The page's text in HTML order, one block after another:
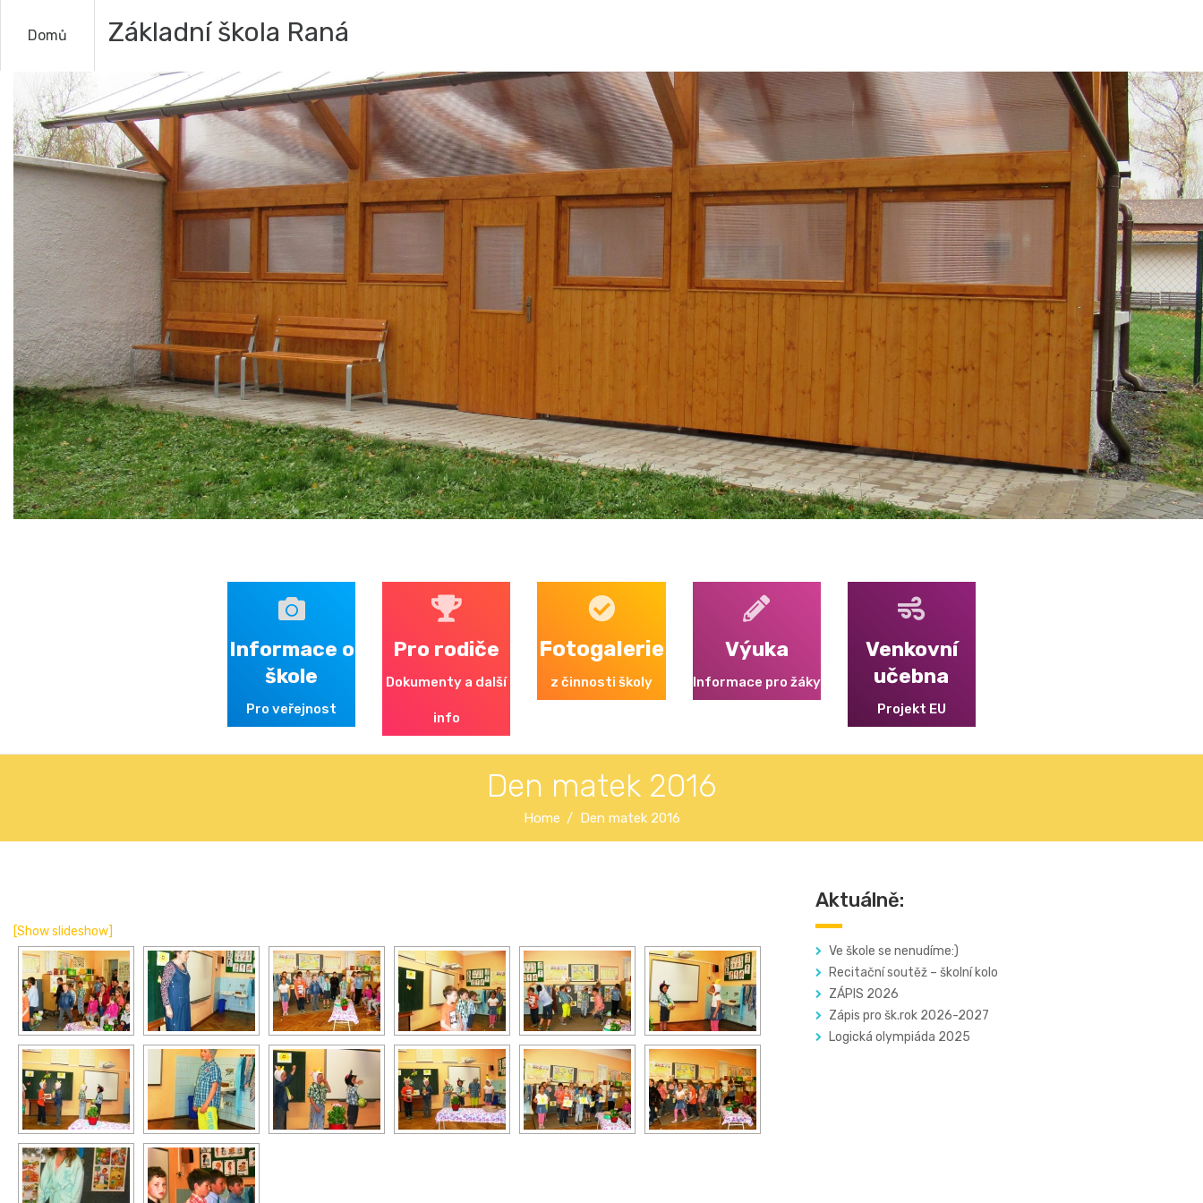
Domů Základní škola Raná
Informace o
škole
Pro veřejnost
Pro rodiče
Dokumenty a další
info
Fotogalerie
z činnosti školy
Výuka
Informace pro žáky
Venkovní
učebna
Projekt EU
Den matek 2016
Home Den matek 2016
[Show slideshow]
Aktuálně:
Ve škole se nenudíme:)
Recitační soutěž – školní kolo
ZÁPIS 2026
Zápis pro šk.rok 2026-2027
Logická olympiáda 2025